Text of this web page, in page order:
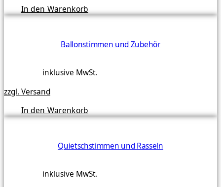
In den Warenkorb
Ballonstimmen und Zubehör
inklusive MwSt.
zzgl. Versand
In den Warenkorb
Quietschstimmen und Rasseln
inklusive MwSt.